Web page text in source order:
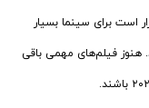
است برای سینما بسیار
هنوز فیلم‌های مهمی باقی